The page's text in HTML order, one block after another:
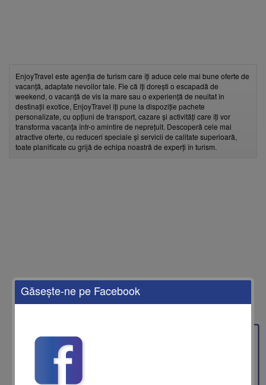
EnjoyTravel este agenția de turism care îți aduce cele mai bune oferte de
vacanță, adaptate nevoilor tale. Fie că îți dorești o escapadă de
weekend, o vacanță de vis la mare sau o experiență de neuitat în
destinații exotice, EnjoyTravel îți pune la dispoziție pachete
personalizate, cu opțiuni de transport, cazare și activități care îți vor
transforma vacanța într-o amintire de neprețuit. Descoperă cele mai
atractive oferte, cu reduceri speciale și servicii de calitate superioară,
toate planificate cu grijă de echipa noastră de experți în turism.
Găseşte-ne pe Facebook